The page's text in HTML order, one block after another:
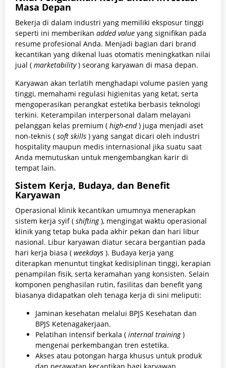
Masa Depan
Bekerja di dalam industri yang memiliki eksposur tinggi
seperti ini memberikan added value yang signifikan pada
resume profesional Anda. Menjadi bagian dari brand
kecantikan yang dikenal luas otomatis meningkatkan nilai
jual ( marketability) seorang karyawan di masa depan.
Karyawan akan terlatih menghadapi volume pasien yang
tinggi, memahami regulasi higienitas yang ketat, serta
mengoperasikan perangkat estetika berbasis teknologi
terkini. Keterampilan interpersonal dalam melayani
pelanggan kelas premium ( high-end) juga menjadi aset
non-teknis ( soft skills ) yang sangat dicari oleh industri
hospitality maupun medis internasional jika suatu saat
Anda memutuskan untuk mengembangkan karir di
tempat lain.
Sistem Kerja, Budaya, dan Benefit
Karyawan
Operasional klinik kecantikan umumnya menerapkan
sistem kerja syif ( shifting), mengingat waktu operasional
klinik yang tetap buka pada akhir pekan dan hari libur
nasional. Libur karyawan diatur secara bergantian pada
hari kerja biasa ( weekdays ). Budaya kerja yang
diterapkan menuntut tingkat kedisiplinan tinggi, kerapian
penampilan fisik, serta keramahan yang konsisten. Selain
komponen penghasilan rutin, fasilitas dan benefit yang
biasanya didapatkan oleh tenaga kerja di sini meliputi:
Jaminan kesehatan melalui BPJS Kesehatan dan
BPJS Ketenagakerjaan.
Pelatihan intensif berkala ( internal training)
mengenai perkembangan tren estetika.
Akses atau potongan harga khusus untuk produk
dan perawatan kecantikan bagi karyawan.